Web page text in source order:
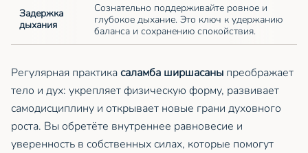
Задержка
дыхания
Сознательно поддерживайте ровное и
глубокое дыхание. Это ключ к удержанию
баланса и сохранению спокойствия.
Регулярная практикасаламба ширшасаны преображает
тело и дух: укрепляет физическую форму, развивает
самодисциплину и открывает новые грани духовного
роста. Вы обретёте внутреннее равновесие и
уверенность в собственных силах, которые помогут